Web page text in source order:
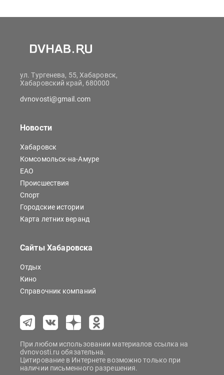
ул. Тургенева, 55, Хабаровск,
Хабаровский край, 680000
dvnovosti@gmail.com
Новости
Хабаровск
Комсомольск-на-Амуре
ЕАО
Происшествия
Спорт
Городские истории
Карта летних веранд
Сайты Хабаровска
Отдых
Кино
Справочник компаний
При любом использовании материалов ссылка на
dvnovosti.ru обязательна.
Цитирование в Интернете возможно только при
наличии письменного разрешения.